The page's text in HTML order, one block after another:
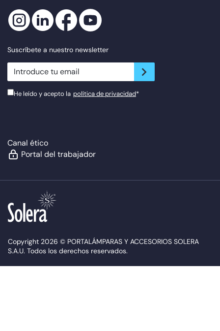
Suscríbete a nuestro newsletter
newsletter.suscribe
He leído y acepto la política de privacidad*
Canal ético
Portal del trabajador
Copyright 2026 © PORTALÁMPARAS Y ACCESORIOS SOLERA
S.A.U. Todos los derechos reservados.